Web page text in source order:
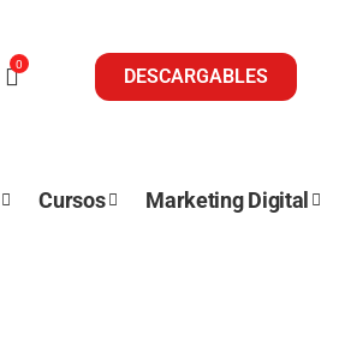
0
DESCARGABLES
Cursos Marketing Digital